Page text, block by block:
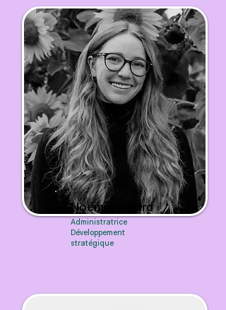
Noémie Villiard
Administratrice
Développement
stratégique